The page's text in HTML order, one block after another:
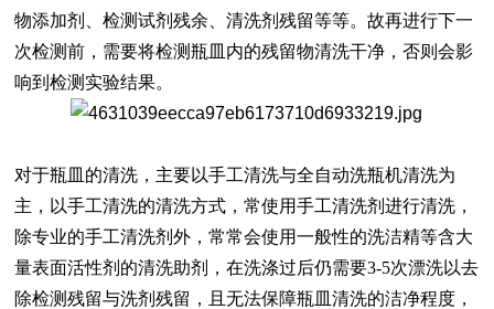
物添加剂、检测试剂残余、清洗剂残留等等。故再进行下一
次检测前，需要将检测瓶皿内的残留物清洗干净，否则会影
响到检测实验结果。
对于瓶皿的清洗，主要以手工清洗与全自动洗瓶机清洗为
主，以手工清洗的清洗方式，常使用手工清洗剂进行清洗，
除专业的手工清洗剂外，常常会使用一般性的洗洁精等含大
量表面活性剂的清洗助剂，在洗涤过后仍需要3-5次漂洗以去
除检测残留与洗剂残留，且无法保障瓶皿清洗的洁净程度，